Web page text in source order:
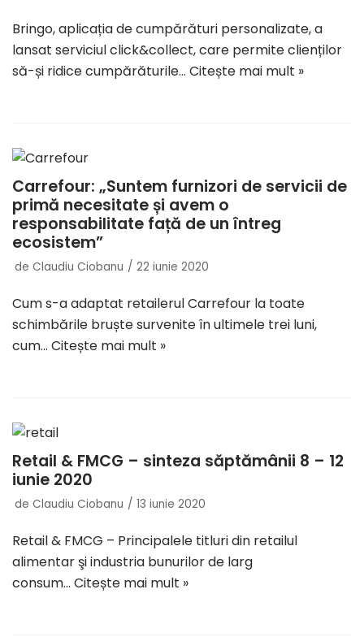
Bringo, aplicația de cumpărături personalizate, a
lansat serviciul click&collect, care permite clienților
să-și ridice cumpărăturile… Citește mai mult »
Carrefour: „Suntem furnizori de servicii de
primă necesitate și avem o
responsabilitate față de un întreg
ecosistem”
de Claudiu Ciobanu 22 iunie 2020
Cum s-a adaptat retailerul Carrefour la toate
schimbările bruște survenite în ultimele trei luni,
cum… Citește mai mult »
Retail & FMCG – sinteza săptămânii 8 – 12
iunie 2020
de Claudiu Ciobanu 13 iunie 2020
Retail & FMCG – Principalele titluri din retailul
alimentar şi industria bunurilor de larg
consum… Citește mai mult »